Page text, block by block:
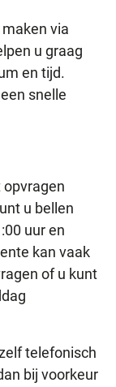
wilt
assistente
via
u graag
en tijd.
snelle
opvragen
u bellen
uur en
kan vaak
of u kunt
telefonisch
bij voorkeur